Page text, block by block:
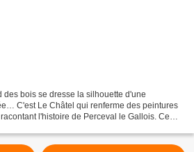
des bois se dresse la silhouette d'une
C'est Le Châtel qui renferme des peintures
l'histoire de Perceval le Gallois. Ce